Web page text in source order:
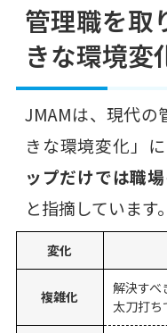
管理職を取
きな環境変
JMAMは、現代の
きな環境変化」に
ップだけでは職
と指摘しています。
変化
複雑化
解決すべ
太刀打ち